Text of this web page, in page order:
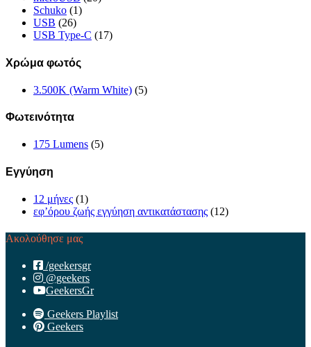
Schuko (1)
USB (26)
USB Type-C (17)
Χρώμα φωτός
3.500K (Warm White) (5)
Φωτεινότητα
175 Lumens (5)
Εγγύηση
12 μήνες (1)
εφ’όρου ζωής εγγύηση αντικατάστασης (12)
Ακολούθησε μας
/geekersgr
@geekers
GeekersGr
Geekers Playlist
Geekers